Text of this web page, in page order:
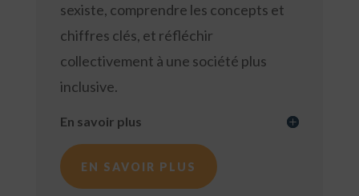
sexiste, comprendre les concepts et
chiffres clés, et réfléchir
collectivement à une société plus
inclusive.
En savoir plus
EN SAVOIR PLUS